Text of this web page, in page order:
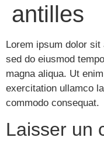
antilles
Lorem ipsum dolor
sed do eiusmod
magna aliqua. Ut
exercitation ullamco
commodo consequat.
Laisser un